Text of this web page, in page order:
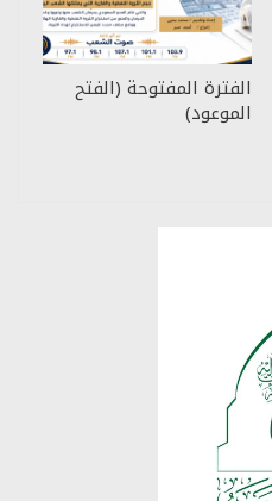
الفترة المفتوحة (الفتح
الموعود)